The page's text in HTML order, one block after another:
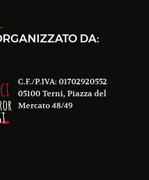
DA:
C.F./P.IVA: 01702920552
05100 Terni, Piazza del
Mercato 48/49